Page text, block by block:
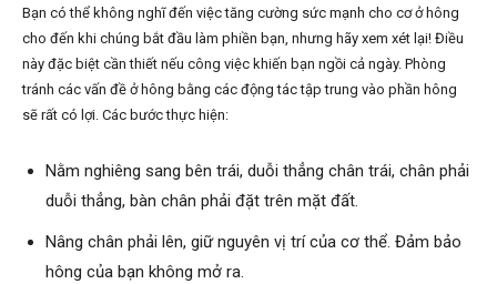
Bạn có thể không nghĩ đến việc tăng cường sức mạnh cho cơ ở hông
cho đến khi chúng bắt đầu làm phiền bạn, nhưng hãy xem xét lại! Điều
này đặc biệt cần thiết nếu công việc khiến bạn ngồi cả ngày. Phòng
tránh các vấn đề ở hông bằng các động tác tập trung vào phần hông
sẽ rất có lợi. Các bước thực hiện:
Nằm nghiêng sang bên trái, duỗi thẳng chân trái, chân phải
duỗi thẳng, bàn chân phải đặt trên mặt đất.
Nâng chân phải lên, giữ nguyên vị trí của cơ thể. Đảm bảo
hông của bạn không mở ra.